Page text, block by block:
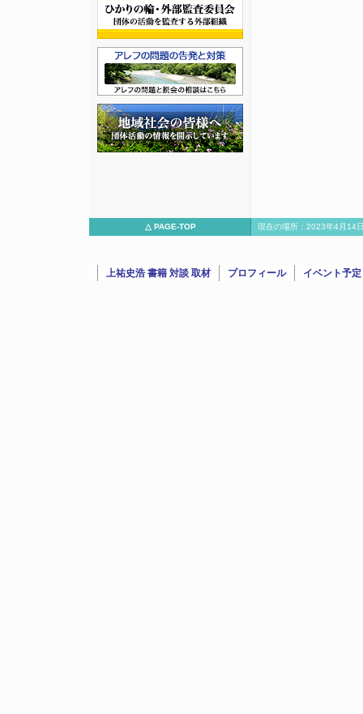
△ PAGE-TOP
現在の場所：2023年4月14
上祐史浩 書籍 対談 取材 プロフィール イベント予定